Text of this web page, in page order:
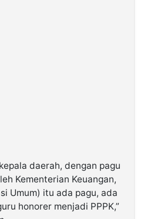
daerah, dengan pagu
Kementerian Keuangan,
Umum) itu ada pagu, ada
honorer menjadi PPPK,”